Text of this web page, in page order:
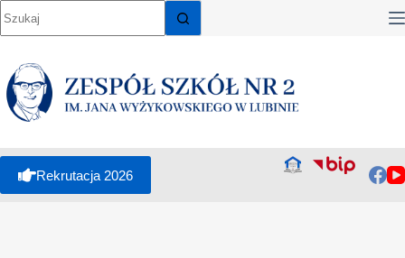
Przejdź
do
Rekrutacja 2026